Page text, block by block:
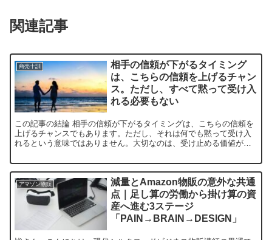
関連記事
商売十訓
相手の信頼が下がるタイミング
は、こちらの信頼を上げるチャン
ス。ただし、すべて黙って受け入
れる必要もない
この記事の結論 相手の信頼が下がるタイミングは、こちらの信頼を
上げるチャンスでもあります。ただし、それは何でも黙って受け入
れるという意味ではありません。大切なのは、受け止める価値があ
アマゾン物販
減量とAmazon物販の意外な共通
点｜足し算の労働から掛け算の資
産へ進む3ステージ
「PAIN→BRAIN→DESIGN」